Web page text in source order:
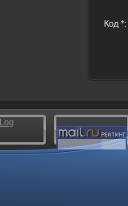
Код *: